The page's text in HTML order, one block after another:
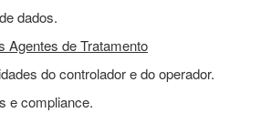
dados.
Agentes de Tratamento
do controlador e do operador.
e compliance.